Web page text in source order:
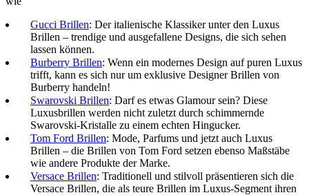
Gucci Brillen: Der italienische Klassiker unter den Luxus
Brillen – trendige und ausgefallene Designs, die sich sehen
lassen können.
Burberry Brillen: Wenn ein modernes Design auf puren Luxus
trifft, kann es sich nur um exklusive Designer Brillen von
Burberry handeln!
Swarovski Brillen: Darf es etwas Glamour sein? Diese
Luxusbrillen werden nicht zuletzt durch schimmernde
Swarovski-Kristalle zu einem echten Hingucker.
Tom Ford Brillen: Mode, Parfums und jetzt auch Luxus
Brillen – die Brillen von Tom Ford setzen ebenso Maßstäbe
wie andere Produkte der Marke.
Versace Brillen: Traditionell und stilvoll präsentieren sich die
Versace Brillen, die als teure Brillen im Luxus-Segment ihren